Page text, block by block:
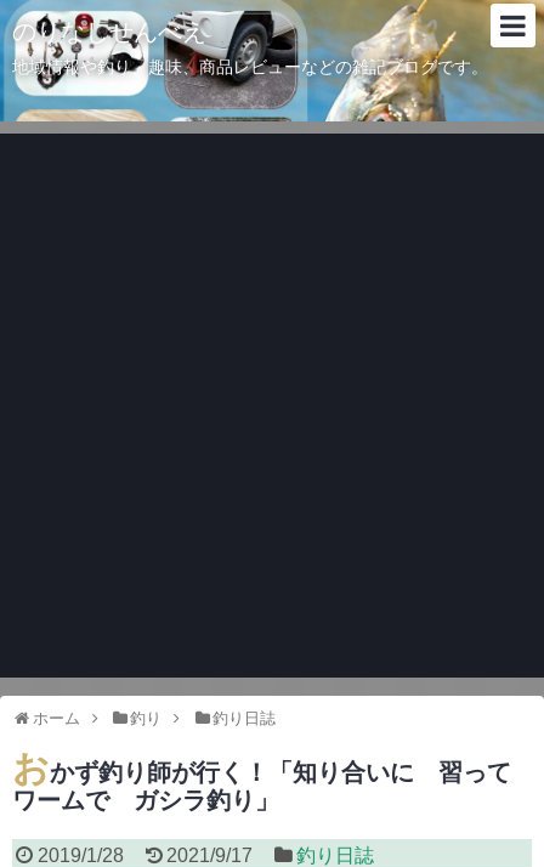
のりなしせんべえ
地域情報や釣り、趣味、商品レビューなどの雑記ブログです。
ホーム 釣り 釣り日誌
おかず釣り師が行く！「知り合いに 習って
ワームで ガシラ釣り」
2019/1/28 2021/9/17 釣り日誌